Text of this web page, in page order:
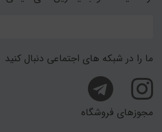
ما را در شبکه های اجتماعی دنبال کنید
مجوزهای فروشگاه